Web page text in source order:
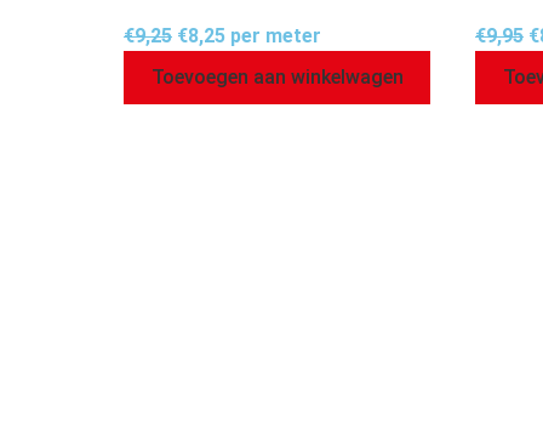
€9,25 €8,25 per meter
Toevoegen aan winkelwagen
€9,95 €